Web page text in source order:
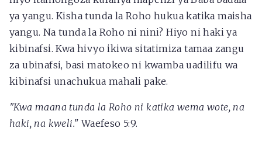
ya yangu. Kisha tunda la Roho hukua katika maisha
yangu. Na tunda la Roho ni nini? Hiyo ni haki ya
kibinafsi. Kwa hivyo ikiwa sitatimiza tamaa zangu
za ubinafsi, basi matokeo ni kwamba uadilifu wa
kibinafsi unachukua mahali pake.
"Kwa maana tunda la Roho ni katika wema wote, na
haki, na kweli."Waefeso 5:9.